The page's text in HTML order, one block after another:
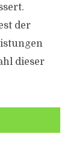
der
dieser